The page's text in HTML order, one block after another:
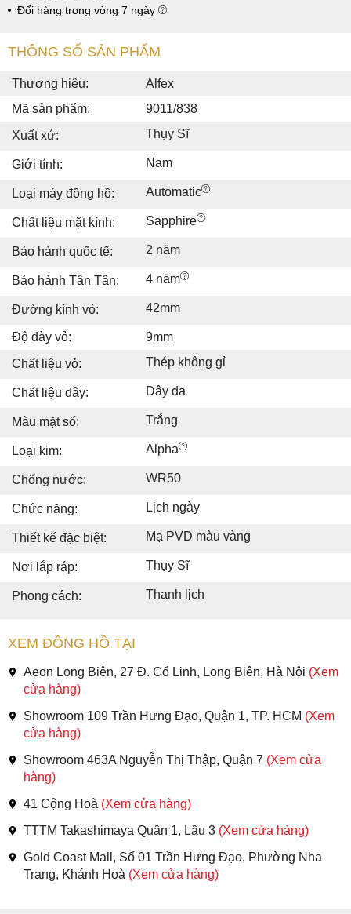
Đổi hàng trong vòng 7 ngày
THÔNG SỐ SẢN PHẨM
Thương hiệu:
Alfex
Mã sản phẩm:
9011/838
Xuất xứ:
Thụy Sĩ
Giới tính: Nam
Loại máy đồng hồ: Automatic
Chất liệu mặt kính: Sapphire
Bảo hành quốc tế: 2 năm
Bảo hành Tân Tân: 4 năm
Đường kính vỏ: 42mm
Độ dày vỏ:
9mm
Chất liệu vỏ:
Thép không gỉ
Chất liệu dây: Dây da
Màu mặt số: Trắng
Loại kim: Alpha
Chống nước: WR50
Chức năng: Lịch ngày
Thiết kế đặc biệt: Mạ PVD màu vàng
Nơi lắp ráp: Thụy Sĩ
Phong cách: Thanh lịch
XEM ĐỒNG HỒ TẠI
Aeon Long Biên, 27 Đ. Cổ Linh, Long Biên, Hà Nội (Xem
cửa hàng)
Showroom 109 Trần Hưng Đạo, Quận 1, TP. HCM (Xem
cửa hàng)
Showroom 463A Nguyễn Thị Thập, Quận 7 (Xem cửa
hàng)
41 Cộng Hoà (Xem cửa hàng)
TTTM Takashimaya Quận 1, Lầu 3 (Xem cửa hàng)
Gold Coast Mall, Số 01 Trần Hưng Đạo, Phường Nha
Trang, Khánh Hoà (Xem cửa hàng)